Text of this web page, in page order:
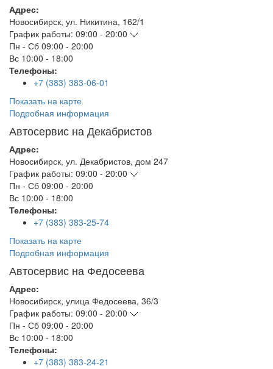
Адрес:
Новосибирск, ул. Никитина, 162/1
График работы: 09:00 - 20:00
Пн - Сб 09:00 - 20:00
Вс 10:00 - 18:00
Телефоны:
+7 (383) 383-06-01
Показать на карте
Подробная информация
Автосервис на Декабристов
Адрес:
Новосибирск, ул. Декабристов, дом 247
График работы: 09:00 - 20:00
Пн - Сб 09:00 - 20:00
Вс 10:00 - 18:00
Телефоны:
+7 (383) 383-25-74
Показать на карте
Подробная информация
Автосервис на Федосеева
Адрес:
Новосибирск, улица Федосеева, 36/3
График работы: 09:00 - 20:00
Пн - Сб 09:00 - 20:00
Вс 10:00 - 18:00
Телефоны:
+7 (383) 383-24-21